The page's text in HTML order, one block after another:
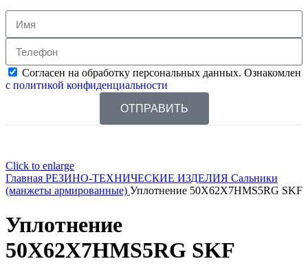
Согласен на обработку персональных данных. Ознакомлен
с политикой конфиденциальности
ОТПРАВИТЬ
Click to enlarge
Главная РЕЗИНО-ТЕХНИЧЕСКИЕ ИЗДЕЛИЯ Сальники
(манжеты армированные) Уплотнение 50X62X7HMS5RG SKF
Уплотнение
50X62X7HMS5RG SKF